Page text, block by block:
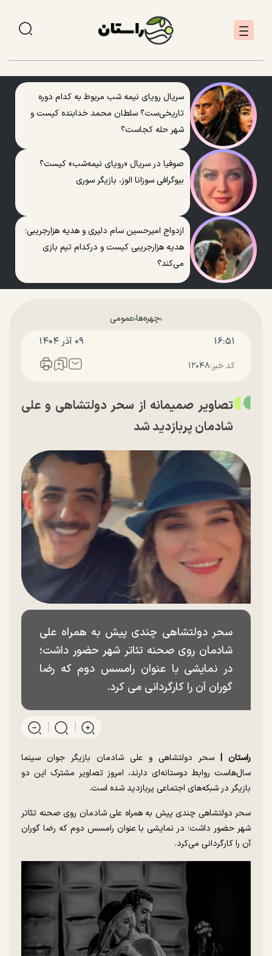
سریال رویای نیمه شب مربوط به کدام دوره
تاریخی‌ست؟ سلطان محمد خدابنده کیست و
شهر حله کجاست؟
صوفیا در سریال «رویای نیمه‌شب» کیست؟
بیوگرافی سوزانا الوز، بازیگر سوری
ازدواج امیرحسین سام دلیری و هدیه هزارجریبی؛
هدیه هزارجریبی کیست و درکدام تیم بازی
می‌کند؟
چهره‌هاعمومی
۱۶:۵۱ ۰۹ آذر ۱۴۰۴
کد خبر:۱۲۰۴۸
تصاویر صمیمانه از سحر دولتشاهی و علی
شادمان پربازدید شد
سحر دولتشاهی چندی پیش به همراه علی
شادمان روی صحنه تئاتر شهر حضور داشت؛
در نمایشی با عنوان رامسس دوم که رضا
گوران آن را کارگردانی می کرد.
راستان | سحر دولتشاهی و علی شادمان بازیگر جوان سینما
سال‌هاست روابط دوستانه‌ای دارند، امروز تصاویر مشترک این دو
بازیگر در شبکه‌های اجتماعی پربازدید شده است.
سحر دولتشاهی چندی پیش به همراه علی شادمان روی صحنه تئاتر
شهر حضور داشت؛ در نمایشی با عنوان رامسس دوم که رضا گوران
آن را کارگردانی می‌کرد.